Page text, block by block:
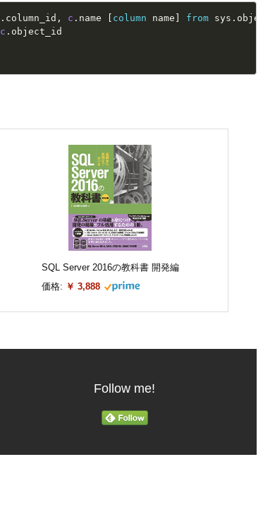
. column_id , c . name column name from sys .
c .
SQL Server 2016の教科書 開発編
価格: ￥ 3,888
Follow me!